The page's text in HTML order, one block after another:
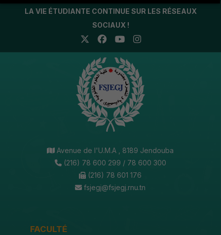
LA VIE ÉTUDIANTE CONTINUE SUR LES RÉSEAUX
SOCIAUX !
Avenue de l'U.M.A , 8189 Jendouba
(216) 78 600 299 / 78 600 300
(216) 78 601 176
fsjegj@fsjegj.rnu.tn
FACULTÉ